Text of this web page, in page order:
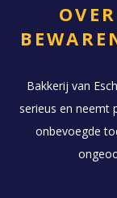
Bakkerij van
serieus en neemt
onbevoegde